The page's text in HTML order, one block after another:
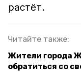
растёт.
Читайте также:
Жители города
обратиться со